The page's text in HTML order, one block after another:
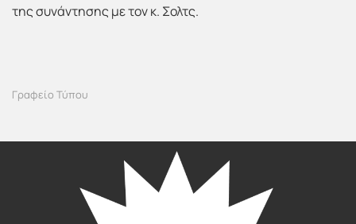
της συνάντησης με τον κ. Σολτς.
Γραφείο Τύπου